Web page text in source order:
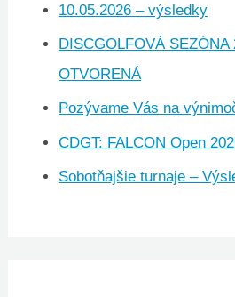
10.05.2026 – výsledky
DISCGOLFOVÁ SEZÓNA
OTVORENÁ
Pozývame Vás na
CDGT: FALCON Open
Sobotňajšie turnaje –